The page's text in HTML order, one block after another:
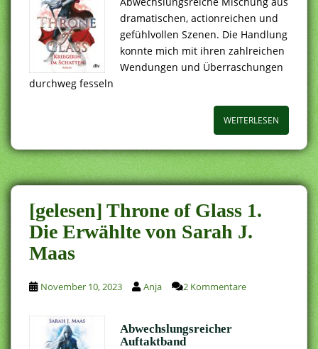
dramatischen, actionreichen und
gefühlvollen Szenen. Die Handlung
konnte mich mit ihren zahlreichen
Wendungen und Überraschungen
durchweg fesseln
WEITERLESEN
[gelesen] Throne of Glass 1.
Die Erwählte von Sarah J.
Maas
November 10, 2023 Anja 2 Kommentare
Abwechslungsreicher
Auftaktband